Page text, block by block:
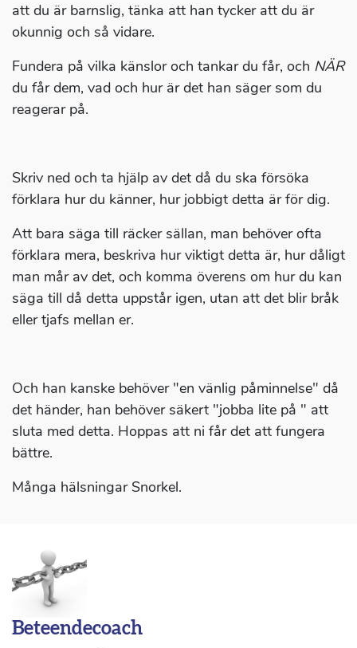
att du är barnslig, tänka att han tycker att du är
okunnig och så vidare.
Fundera på vilka känslor och tankar du får, och NÄR
du får dem, vad och hur är det han säger som du
reagerar på.
Skriv ned och ta hjälp av det då du ska försöka
förklara hur du känner, hur jobbigt detta är för dig.
Att bara säga till räcker sällan, man behöver ofta
förklara mera, beskriva hur viktigt detta är, hur dåligt
man mår av det, och komma överens om hur du kan
säga till då detta uppstår igen, utan att det blir bråk
eller tjafs mellan er.
Och han kanske behöver "en vänlig påminnelse" då
det händer, han behöver säkert "jobba lite på " att
sluta med detta. Hoppas att ni får det att fungera
bättre.
Många hälsningar Snorkel.
Beteendecoach